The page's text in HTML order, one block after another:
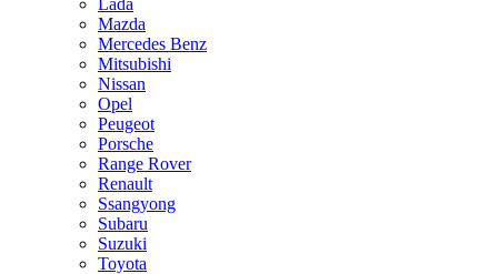
Lada
Mazda
Mercedes Benz
Mitsubishi
Nissan
Opel
Peugeot
Porsche
Range Rover
Renault
Ssangyong
Subaru
Suzuki
Toyota